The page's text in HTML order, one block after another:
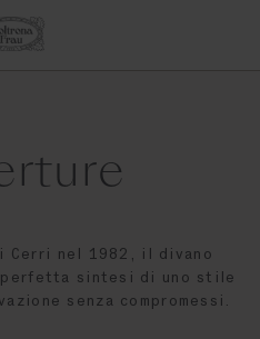
Cerri nel 1982, il divano
perfetta sintesi di uno stile
senza compromessi.